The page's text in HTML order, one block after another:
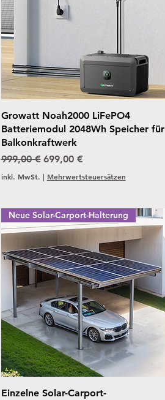
Schnellansicht
Growatt Noah2000 LiFePO4
Batteriemodul 2048Wh Speicher für
Balkonkraftwerk
Standardpreis
999,00 € Sale-Preis
699,00 €
inkl. MwSt. | Mehrwertsteuersätzen
Schnellansicht
Neue Solar-Carport-Halterung
Einzelne Solar-Carport-